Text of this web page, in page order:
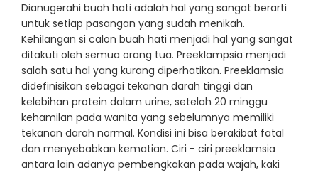
Dianugerahi buah hati adalah hal yang sangat berarti
untuk setiap pasangan yang sudah menikah.
Kehilangan si calon buah hati menjadi hal yang sangat
ditakuti oleh semua orang tua. Preeklampsia menjadi
salah satu hal yang kurang diperhatikan. Preeklamsia
didefinisikan sebagai tekanan darah tinggi dan
kelebihan protein dalam urine, setelah 20 minggu
kehamilan pada wanita yang sebelumnya memiliki
tekanan darah normal. Kondisi ini bisa berakibat fatal
dan menyebabkan kematian. Ciri - ciri preeklamsia
antara lain adanya pembengkakan pada wajah, kaki